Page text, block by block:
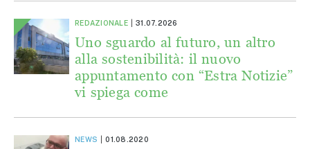
REDAZIONALE 31.07.2026
Uno sguardo al futuro, un altro
alla sostenibilità: il nuovo
appuntamento con “Estra Notizie”
vi spiega come
NEWS 01.08.2020